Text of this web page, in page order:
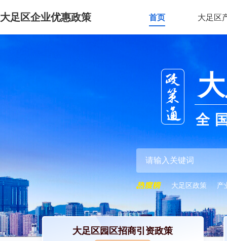
大足区企业优惠政策 首页 大足区
全
大足区政策 产
大足区园区招商引资政策